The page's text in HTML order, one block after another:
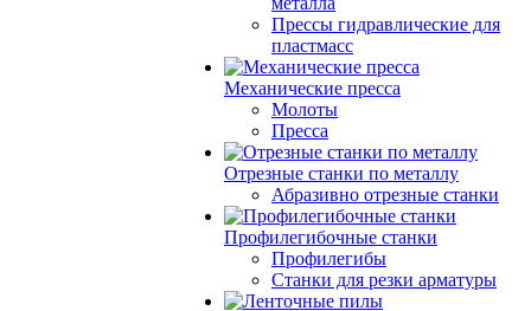
Прессы гидравлические для
пластмасс
Механические пресса
Молоты
Пресса
Отрезные станки по металлу
Абразивно отрезные станки
Профилегибочные станки
Профилегибы
Станки для резки арматуры